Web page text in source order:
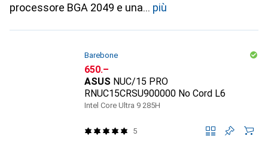
processore BGA 2049 e una
più
Barebone
CHF
650.–
ASUS NUC/15 PRO
RNUC15CRSU900000 No Cord L6
Intel Core Ultra 9 285H
5